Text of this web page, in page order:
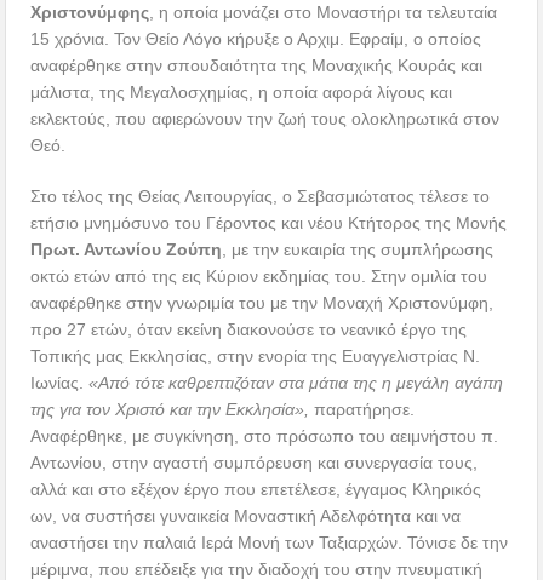
Χριστονύμφης , η οποία μονάζει στο Μοναστήρι τα τελευταία
15 χρόνια. Τον Θείο Λόγο κήρυξε ο Αρχιμ. Εφραίμ, ο οποίος
αναφέρθηκε στην σπουδαιότητα της Μοναχικής Κουράς και
μάλιστα, της Μεγαλοσχημίας, η οποία αφορά λίγους και
εκλεκτούς, που αφιερώνουν την ζωή τους ολοκληρωτικά στον
Θεό.
Στο τέλος της Θείας Λειτουργίας, ο Σεβασμιώτατος τέλεσε το
ετήσιο μνημόσυνο του Γέροντος και νέου Κτήτορος της Μονής
Πρωτ. Αντωνίου Ζούπη , με την ευκαιρία της συμπλήρωσης
οκτώ ετών από της εις Κύριον εκδημίας του. Στην ομιλία του
αναφέρθηκε στην γνωριμία του με την Μοναχή Χριστονύμφη,
προ 27 ετών, όταν εκείνη διακονούσε το νεανικό έργο της
Τοπικής μας Εκκλησίας, στην ενορία της Ευαγγελιστρίας Ν.
Ιωνίας.«Από τότε καθρεπτιζόταν στα μάτια της η μεγάλη αγάπη
της για τον Χριστό και την Εκκλησία», παρατήρησε.
Αναφέρθηκε, με συγκίνηση, στο πρόσωπο του αειμνήστου π.
Αντωνίου, στην αγαστή συμπόρευση και συνεργασία τους,
αλλά και στο εξέχον έργο που επετέλεσε, έγγαμος Κληρικός
ων, να συστήσει γυναικεία Μοναστική Αδελφότητα και να
αναστήσει την παλαιά Ιερά Μονή των Ταξιαρχών. Τόνισε δε την
μέριμνα, που επέδειξε για την διαδοχή του στην πνευματική